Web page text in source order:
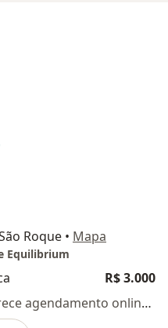
Roque • Mapa
Equilibrium
R$ 3.000
Esse especialista não oferece agendamento online para esse endereço.